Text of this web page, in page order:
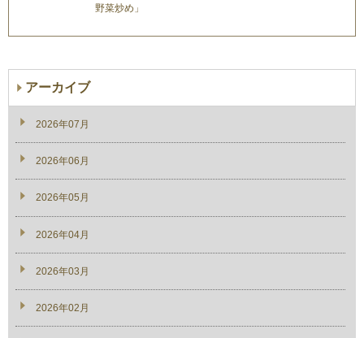
野菜炒め」
アーカイブ
2026年07月
2026年06月
2026年05月
2026年04月
2026年03月
2026年02月